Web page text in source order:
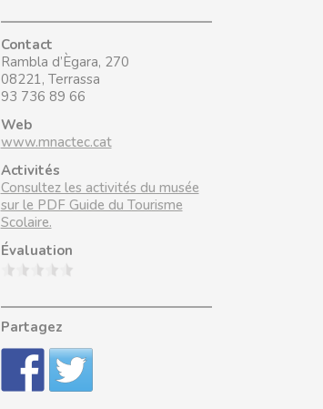
Contact
Rambla d’Ègara, 270
08221, Terrassa
93 736 89 66
Web
www.mnactec.cat
Activités
Consultez les activités du musée
sur le PDF Guide du Tourisme
Scolaire.
Évaluation
Partagez